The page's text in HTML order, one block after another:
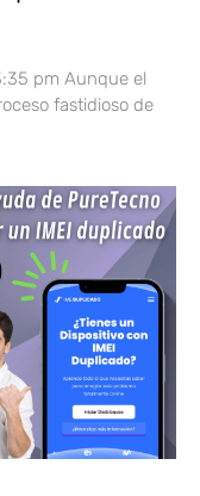
pm Aunque el
fastidioso de